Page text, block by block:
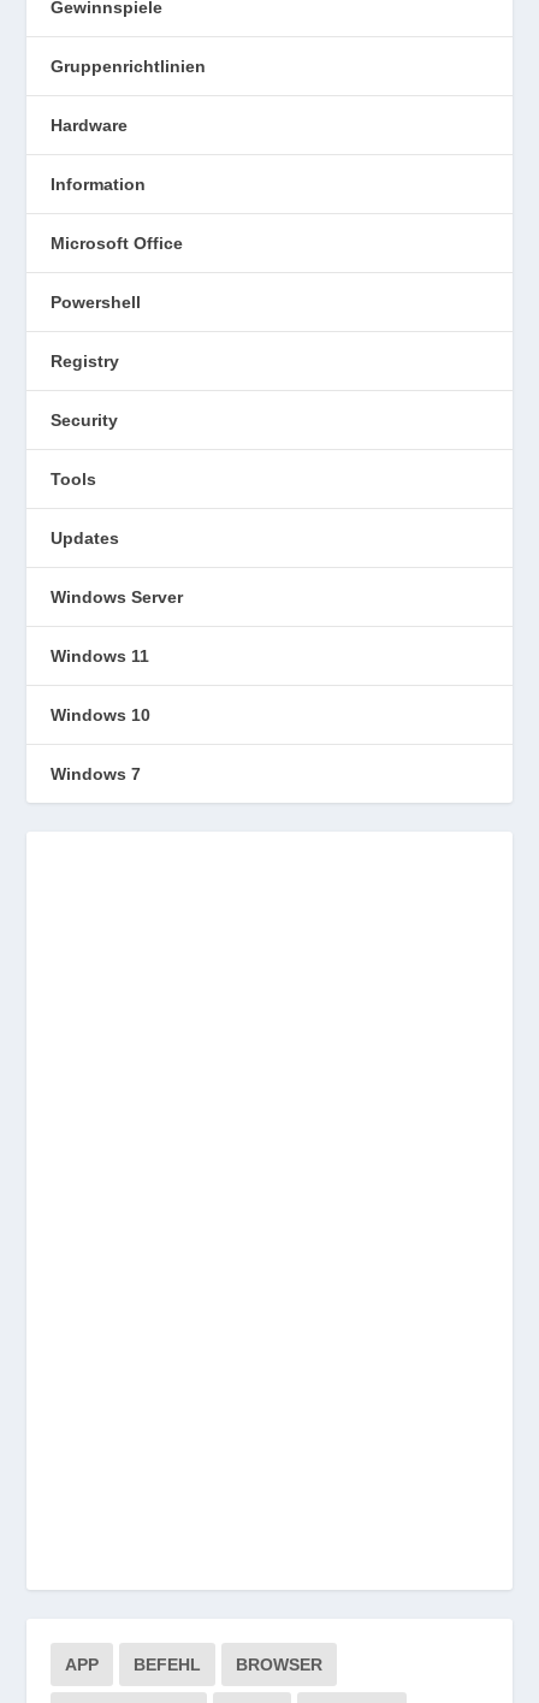
Gewinnspiele
Gruppenrichtlinien
Hardware
Information
Microsoft Office
Powershell
Registry
Security
Tools
Updates
Windows Server
Windows 11
Windows 10
Windows 7
APP BEFEHL BROWSER